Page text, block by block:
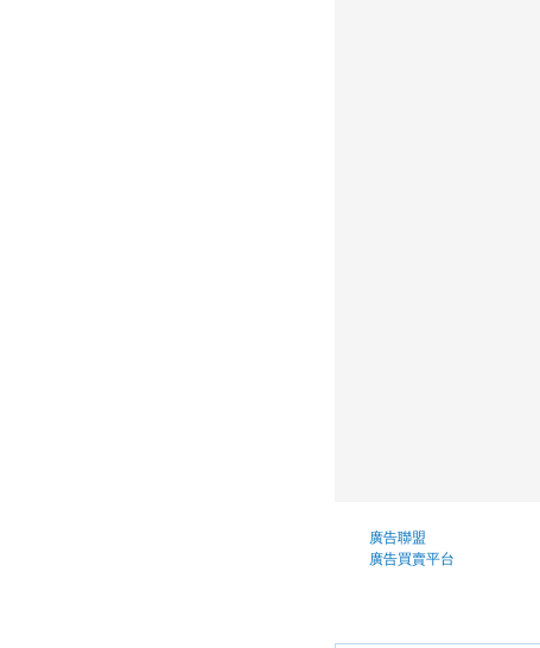
廣告聯盟
廣告買賣平台